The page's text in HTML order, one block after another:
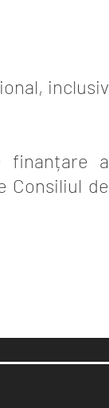
inclusiv
finanțare a
Consiliul de